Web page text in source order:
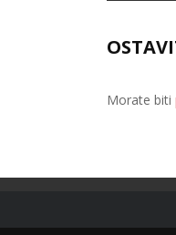
Morate biti